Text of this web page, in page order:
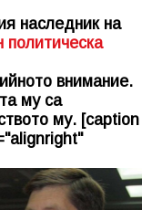
наследник на
политическа
внимание.
му са
му. [caption